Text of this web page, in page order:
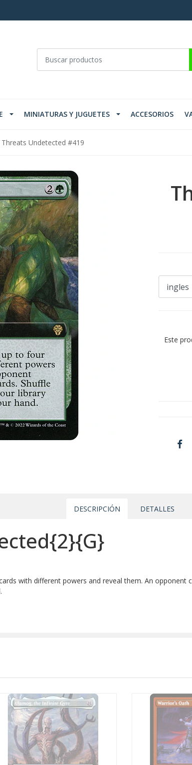
MINIATURAS Y JUGUETES ACCESORIOS
Threats Undetected #419
Este
DESCRIPCIÓN DETALLES
with different powers and reveal them. An